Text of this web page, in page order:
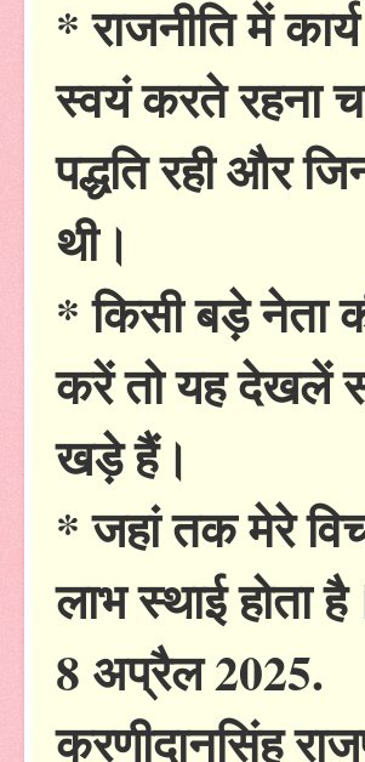
* राजनीति में
स्वयं करते रहना
पद्धति रही और
थी।
* किसी बड़े नेता
करें तो यह देखलें
खड़े हैं।
* जहां तक मेरे
लाभ स्थाई होता
8 अप्रैल 2025.
करणीदानसिंह